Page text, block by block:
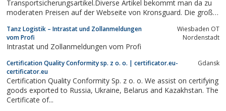
Transportsicherungsartikel.Diverse Artikel bekommt man da zu
moderaten Preisen auf der Webseite von Kronsguard. Die große
getesteten Sortiment sprechen für sich. Die Produkte gibt es
auch alle für Großkunden.
Tanz Logistik – Intrastat und Zollanmeldungen
vom Profi
Wiesbaden OT
Nordenstadt
Intrastat und Zollanmeldungen vom Profi
Certification Quality Conformity sp. z o. o. | certificator.eu-
certificator.eu
Gdansk
Certification Quality Conformity Sp. z o. o. We assist on certifying
goods exported to Russia, Ukraine, Belarus and Kazakhstan. The
Certificate of...